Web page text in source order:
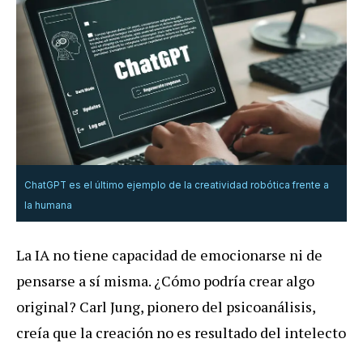
ChatGPT es el último ejemplo de la creatividad robótica frente a
la humana
La IA no tiene capacidad de emocionarse ni de
pensarse a sí misma. ¿Cómo podría crear algo
original? Carl Jung, pionero del psicoanálisis,
creía que la creación no es resultado del intelecto